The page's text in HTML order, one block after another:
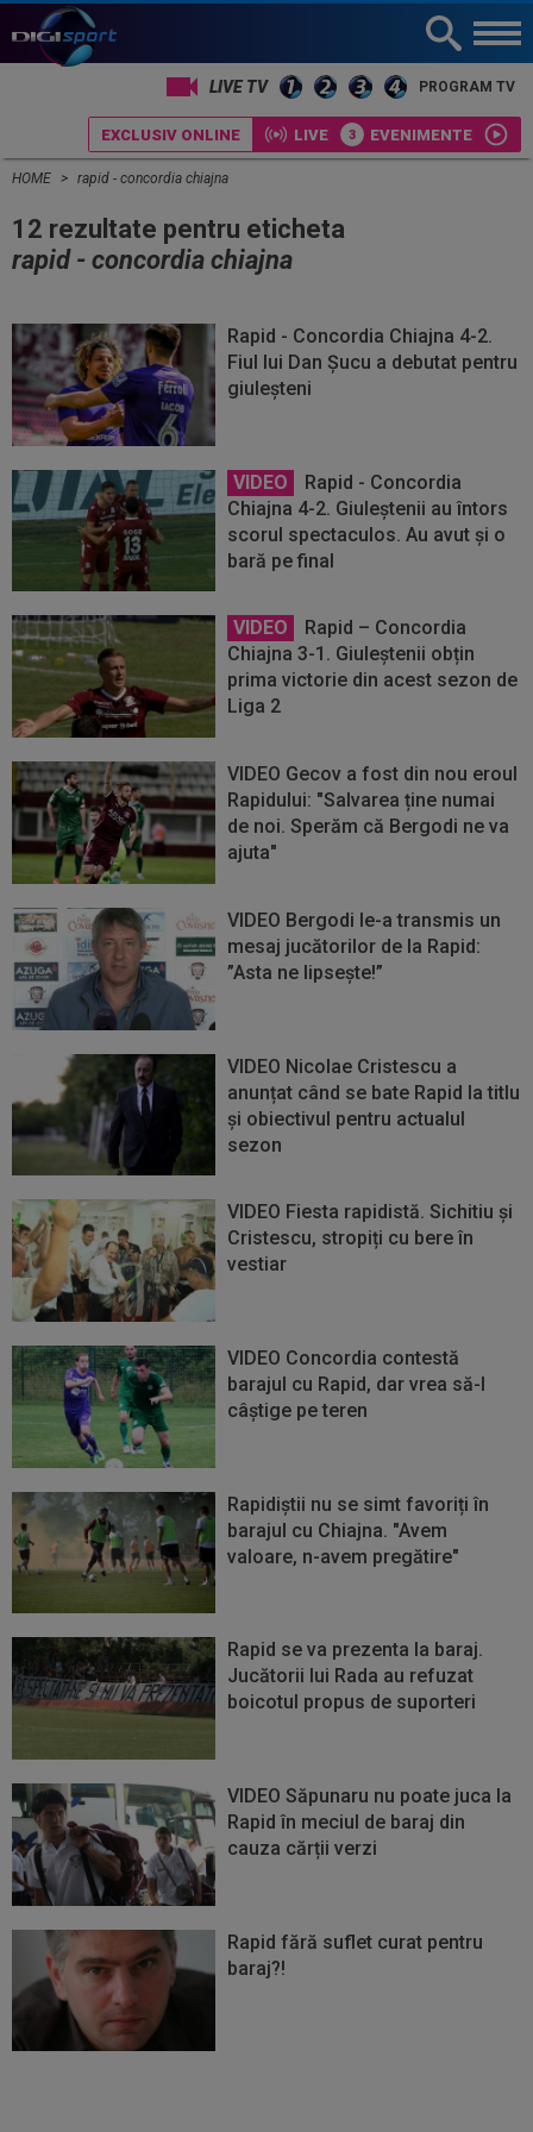
LIVE TV PROGRAM TV
EXCLUSIV ONLINE LIVE EVENIMENTE
HOME rapid - concordia chiajna
12 rezultate pentru eticheta
rapid - concordia chiajna
Rapid - Concordia Chiajna 4-2.
Fiul lui Dan Șucu a debutat pentru
giuleșteni
VIDEO
Rapid - Concordia
Chiajna 4-2. Giuleștenii au întors
scorul spectaculos. Au avut și o
bară pe final
VIDEO
Rapid – Concordia
Chiajna 3-1. Giuleștenii obțin
prima victorie din acest sezon de
Liga 2
VIDEO Gecov a fost din nou eroul
Rapidului: "Salvarea ține numai
de noi. Sperăm că Bergodi ne va
ajuta"
VIDEO Bergodi le-a transmis un
mesaj jucătorilor de la Rapid:
”Asta ne lipsește!”
VIDEO Nicolae Cristescu a
anunțat când se bate Rapid la titlu
și obiectivul pentru actualul
sezon
VIDEO Fiesta rapidistă. Sichitiu și
Cristescu, stropiți cu bere în
vestiar
VIDEO Concordia contestă
barajul cu Rapid, dar vrea să-l
câștige pe teren
Rapidiștii nu se simt favoriți în
barajul cu Chiajna. "Avem
valoare, n-avem pregătire"
Rapid se va prezenta la baraj.
Jucătorii lui Rada au refuzat
boicotul propus de suporteri
VIDEO Săpunaru nu poate juca la
Rapid în meciul de baraj din
cauza cărții verzi
Rapid fără suflet curat pentru
baraj?!